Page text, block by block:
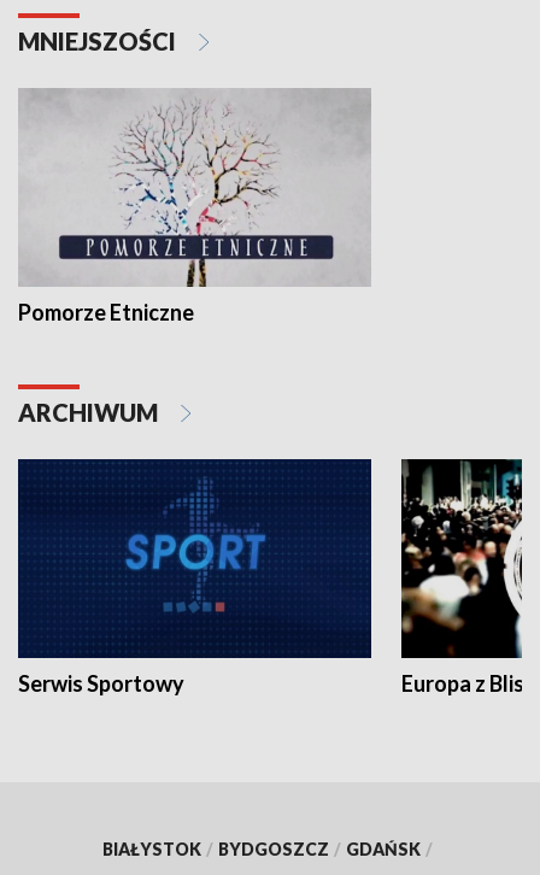
MNIEJSZOŚCI
Pomorze Etniczne
ARCHIWUM
Serwis Sportowy Europa z
BIAŁYSTOK / BYDGOSZCZ / GDAŃSK /